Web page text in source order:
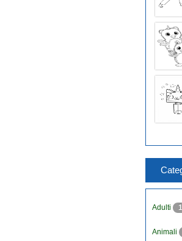
Adulti
Animali